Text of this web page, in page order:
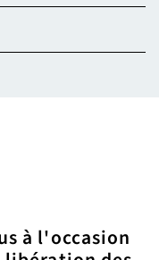
à l'occasion